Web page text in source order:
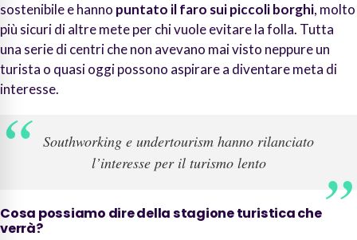
sostenibile e hanno puntato il faro sui piccoli borghi, molto
più sicuri di altre mete per chi vuole evitare la folla. Tutta
una serie di centri che non avevano mai visto neppure un
turista o quasi oggi possono aspirare a diventare meta di
interesse.
Southworking e undertourism hanno rilanciato
l’interesse per il turismo lento
Cosa possiamo dire della stagione turistica che
verrà?